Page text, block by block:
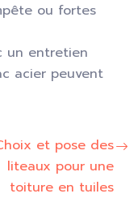
ou fortes
un entretien
acier peuvent
et pose des
liteaux pour une
toiture en tuiles